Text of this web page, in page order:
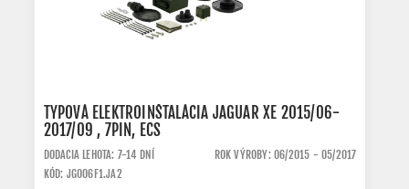
TYPOVÁ ELEKTROINŠTALÁCIA JAGUAR XE 2015/06-
2017/09 , 7PIN, ECS
DODACIA LEHOTA: 7-14 DNÍ
ROK VÝROBY: 06/2015 - 05/2017
KÓD: JG006F1.JA2